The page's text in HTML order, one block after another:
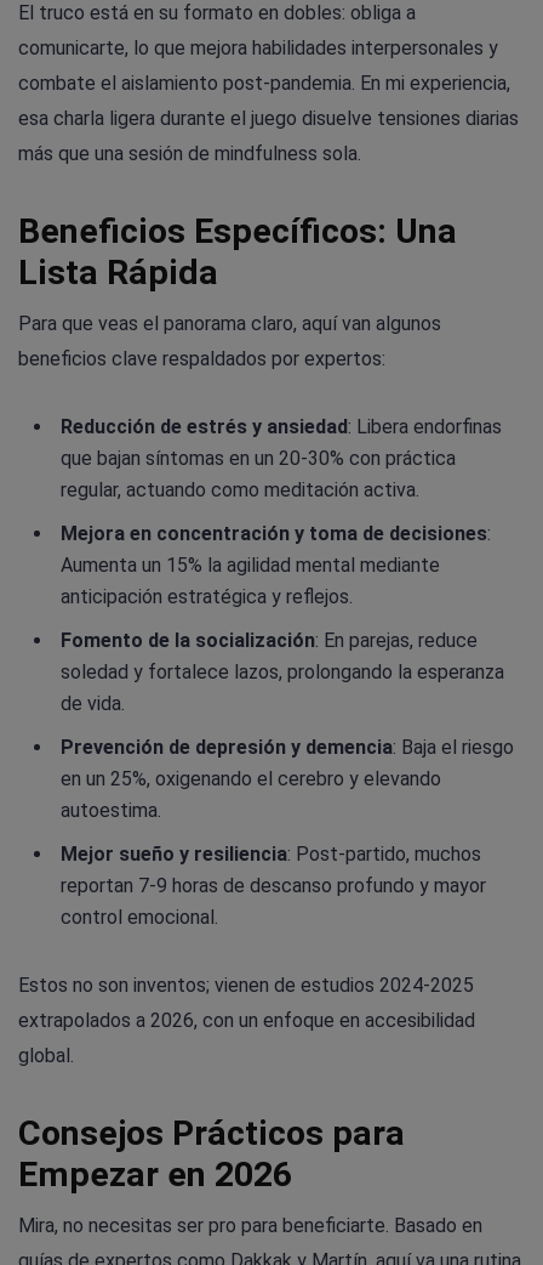
El truco está en su formato en dobles: obliga a
comunicarte, lo que mejora habilidades interpersonales y
combate el aislamiento post-pandemia. En mi experiencia,
esa charla ligera durante el juego disuelve tensiones diarias
más que una sesión de mindfulness sola.
Beneficios Específicos: Una
Lista Rápida
Para que veas el panorama claro, aquí van algunos
beneficios clave respaldados por expertos:
Reducción de estrés y ansiedad: Libera endorfinas
que bajan síntomas en un 20-30% con práctica
regular, actuando como meditación activa.
Mejora en concentración y toma de decisiones:
Aumenta un 15% la agilidad mental mediante
anticipación estratégica y reflejos.
Fomento de la socialización: En parejas, reduce
soledad y fortalece lazos, prolongando la esperanza
de vida.
Prevención de depresión y demencia: Baja el riesgo
en un 25%, oxigenando el cerebro y elevando
autoestima.
Mejor sueño y resiliencia: Post-partido, muchos
reportan 7-9 horas de descanso profundo y mayor
control emocional.
Estos no son inventos; vienen de estudios 2024-2025
extrapolados a 2026, con un enfoque en accesibilidad
global.
Consejos Prácticos para
Empezar en 2026
Mira, no necesitas ser pro para beneficiarte. Basado en